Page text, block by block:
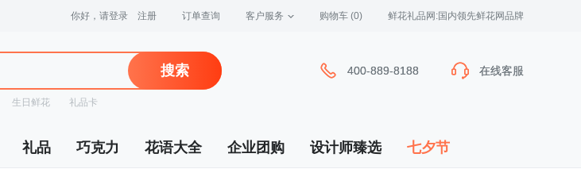
你好，请登录 注册 订单查询 客户服务 购物车 (0) 鲜花礼品网:国内领先鲜花网品牌
搜索
生日鲜花 礼品卡
400-889-8188 在线客服
400-889-8188 在线客服
礼品 巧克力 花语大全 企业团购 设计师臻选 七夕节